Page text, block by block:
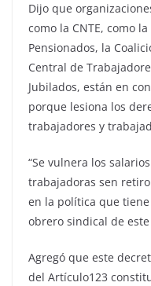
Dijo que
como la CNTE, como
Pensionados, la
Central de
Jubilados, están en
porque lesiona los
trabajadores y
“Se vulnera los
trabajadoras sen
en la política que
obrero sindical de este
Agregó que este
del Artículo123